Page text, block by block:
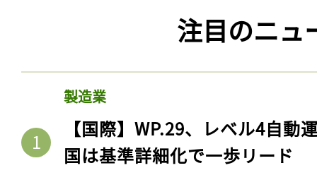
注目のニュ
製造業
【国際】WP.29、レベル4自動
国は基準詳細化で一歩リード